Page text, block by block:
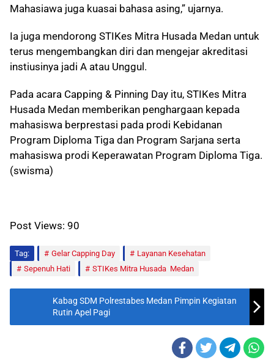
Mahasiawa juga kuasai bahasa asing,” ujarnya.
Ia juga mendorong STIKes Mitra Husada Medan untuk
terus mengembangkan diri dan mengejar akreditasi
instiusinya jadi A atau Unggul.
Pada acara Capping & Pinning Day itu, STIKes Mitra
Husada Medan memberikan penghargaan kepada
mahasiswa berprestasi pada prodi Kebidanan
Program Diploma Tiga dan Program Sarjana serta
mahasiswa prodi Keperawatan Program Diploma Tiga.
(swisma)
Post Views: 90
Tag: Gelar Capping Day
Layanan Kesehatan
Sepenuh Hati
STIKes Mitra Husada Medan
Kabag SDM Polrestabes Medan Pimpin Kegiatan
Rutin Apel Pagi